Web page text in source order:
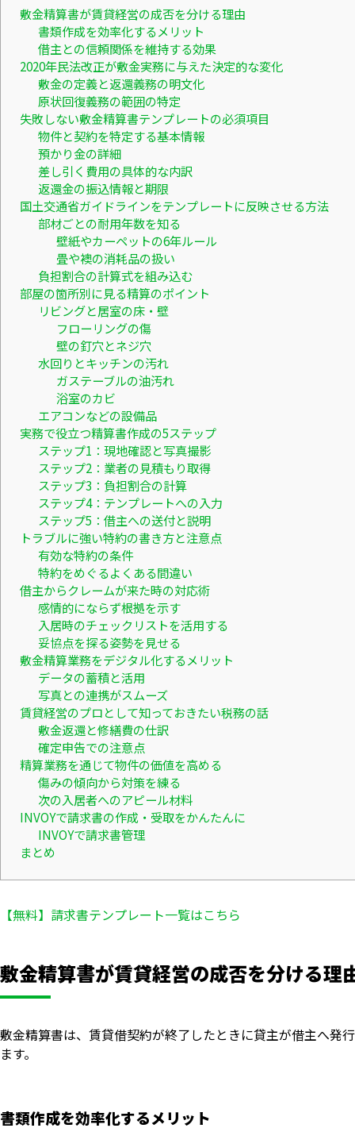
敷金精算書が賃貸経営の成否を分ける理由
書類作成を効率化するメリット
借主との信頼関係を維持する効果
2020年民法改正が敷金実務に与えた決定的な変化
敷金の定義と返還義務の明文化
原状回復義務の範囲の特定
失敗しない敷金精算書テンプレートの必須項目
物件と契約を特定する基本情報
預かり金の詳細
差し引く費用の具体的な内訳
返還金の振込情報と期限
国土交通省ガイドラインをテンプレートに反映させる方法
部材ごとの耐用年数を知る
壁紙やカーペットの6年ルール
畳や襖の消耗品の扱い
負担割合の計算式を組み込む
部屋の箇所別に見る精算のポイント
リビングと居室の床・壁
フローリングの傷
壁の釘穴とネジ穴
水回りとキッチンの汚れ
ガステーブルの油汚れ
浴室のカビ
エアコンなどの設備品
実務で役立つ精算書作成の5ステップ
ステップ1：現地確認と写真撮影
ステップ2：業者の見積もり取得
ステップ3：負担割合の計算
ステップ4：テンプレートへの入力
ステップ5：借主への送付と説明
トラブルに強い特約の書き方と注意点
有効な特約の条件
特約をめぐるよくある間違い
借主からクレームが来た時の対応術
感情的にならず根拠を示す
入居時のチェックリストを活用する
妥協点を探る姿勢を見せる
敷金精算業務をデジタル化するメリット
データの蓄積と活用
写真との連携がスムーズ
賃貸経営のプロとして知っておきたい税務の話
敷金返還と修繕費の仕訳
確定申告での注意点
精算業務を通じて物件の価値を高める
傷みの傾向から対策を練る
次の入居者へのアピール材料
INVOYで請求書の作成・受取をかんたんに
INVOYで請求書管理
まとめ
【無料】請求書テンプレート一覧はこちら
敷金精算書が賃貸経営の成否を分ける理
敷金精算書は、賃貸借契約が終了したときに貸主が借主へ発
ます。
書類作成を効率化するメリット